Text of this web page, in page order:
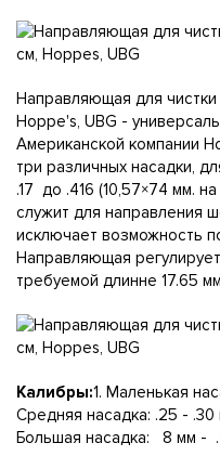
Направляющая для чистки
Hoppe's, UBG -
Американской компании
три различных насадки,
.17 до .416 (10,57×74 мм.
служит для направления
исключает возможность
Направляющая
требуемой длинне 17.65
Калибры:1. Маленькая
Средняя насадка: .25 - .30
Большая насадка: 8 мм -